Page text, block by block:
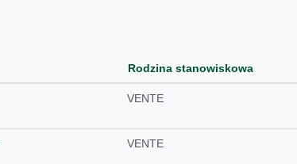
Rodzina stanowiskowa
VENTE
VENTE